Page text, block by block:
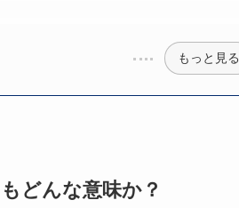
もっと見る
どんな意味か？